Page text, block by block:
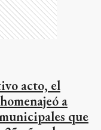
acto, el
a
que